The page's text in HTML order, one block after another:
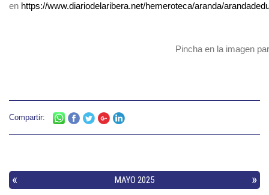
en https://www.diariodelaribera.net/hemeroteca/aranda/
Pincha en la imagen
Compartir: